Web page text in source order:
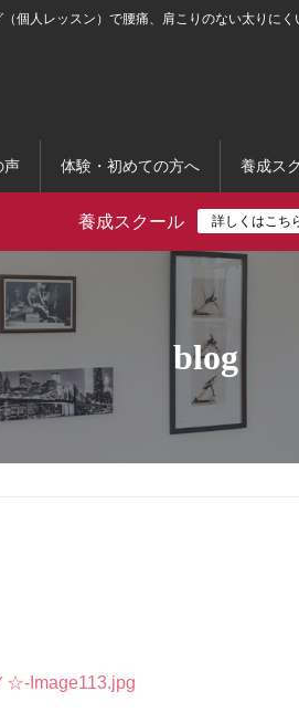
個人レッスン）で腰痛、肩こりのない太りに
声 体験・初めての方へ 養成ス
養成スクール 詳しくはこち
blog